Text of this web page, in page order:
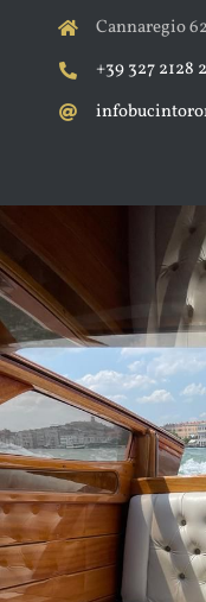
Cannaregio
+39 327 2128